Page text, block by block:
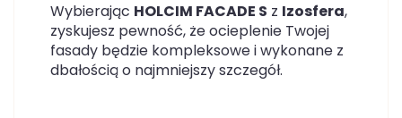
Wybierając HOLCIM FACADE S z Izosfera,
zyskujesz pewność, że ocieplenie Twojej
fasady będzie kompleksowe i wykonane z
dbałością o najmniejszy szczegół.